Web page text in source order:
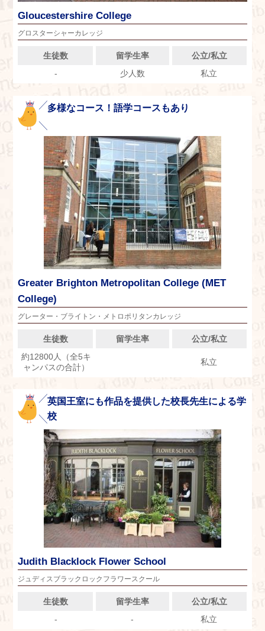
Gloucestershire College
グロスターシャーカレッジ
生徒数 留学生率
公立/私立
-
少人数 私立
多様なコース！語学コースもあり
Greater Brighton Metropolitan College (MET
College)
グレーター・ブライトン・メトロポリタンカレッジ
生徒数 留学生率
公立/私立
約12800人（全5キ
ャンパスの合計）
私立
英国王室にも作品を提供した校長先生による学
校
Judith Blacklock Flower School
ジュディスブラックロックフラワースクール
生徒数 留学生率
公立/私立
-
- 私立